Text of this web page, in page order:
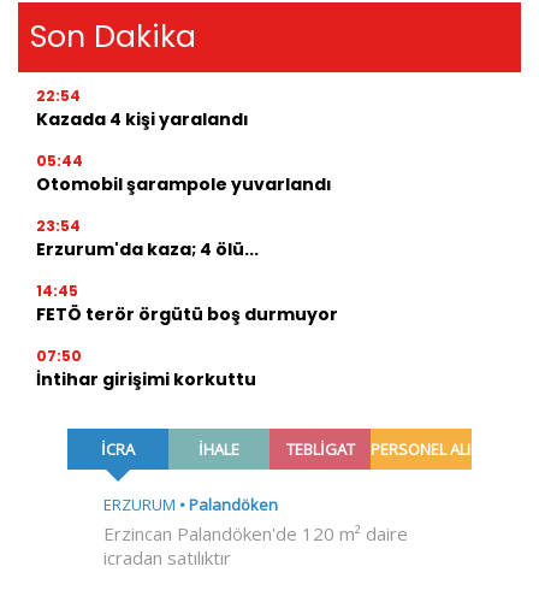
Son Dakika
22:54
Kazada 4 kişi yaralandı
05:44
Otomobil şarampole yuvarlandı
23:54
Erzurum'da kaza; 4 ölü...
14:45
FETÖ terör örgütü boş durmuyor
07:50
İntihar girişimi korkuttu